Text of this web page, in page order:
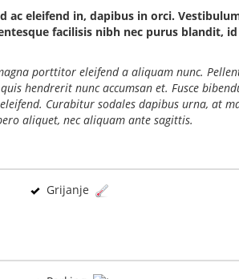
ac eleifend in, dapibus in orci.
facilisis nibh nec purus blandit, id
porttitor eleifend a aliquam nunc.
hendrerit nunc accumsan et. Fusce
Curabitur sodales dapibus urna, at
aliquet, nec aliquam ante sagittis.
Grijanje